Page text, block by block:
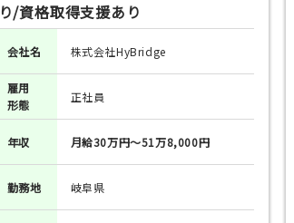
り/資格取得支援あり
会社名 株式会社HyBridge
雇用
形態
正社員
年収 月給30万円～51万8,000円
勤務地 岐阜県